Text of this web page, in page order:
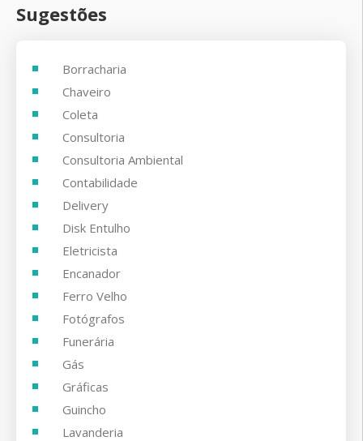
Sugestões
Borracharia
Chaveiro
Coleta
Consultoria
Consultoria Ambiental
Contabilidade
Delivery
Disk Entulho
Eletricista
Encanador
Ferro Velho
Fotógrafos
Funerária
Gás
Gráficas
Guincho
Lavanderia